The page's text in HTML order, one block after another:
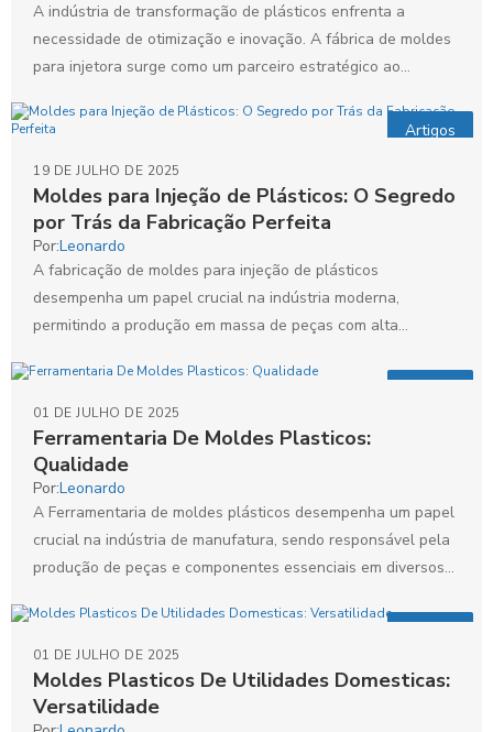
A indústria de transformação de plásticos enfrenta a
necessidade de otimização e inovação. A fábrica de moldes
para injetora surge como um parceiro estratégico ao...
Artigos
Moldes para Injeção de Plásticos: O Segredo
por Trás da Fabricação Perfeita
19 DE JULHO DE 2025
Por:Leonardo
A fabricação de moldes para injeção de plásticos
desempenha um papel crucial na indústria moderna,
permitindo a produção em massa de peças com alta
Ferramentaria De Moldes Plasticos:
Qualidade
01 DE JULHO DE 2025
Por:Leonardo
A Ferramentaria de moldes plásticos desempenha um papel
crucial na indústria de manufatura, sendo responsável pela
produção de peças e componentes essenciais em diversos
Moldes Plasticos De Utilidades Domesticas:
Versatilidade
01 DE JULHO DE 2025